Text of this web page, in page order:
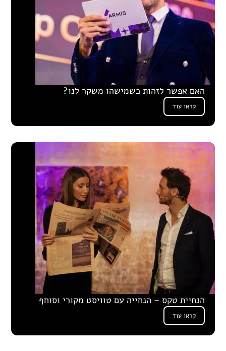
האם אפשר לזהות כשמישהו משקר לנו?
קראו עוד
הנחיית טקס – הנחייה עם טוויסט מקורי וסוחף
קראו עוד